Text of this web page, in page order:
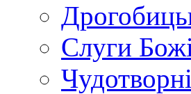
Слуги